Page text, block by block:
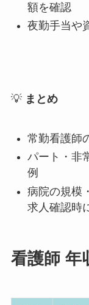
額を確認
夜勤手当や
💡 まとめ
常勤看護師
パート・非
例
病院の規模
求人確認時
看護師 年